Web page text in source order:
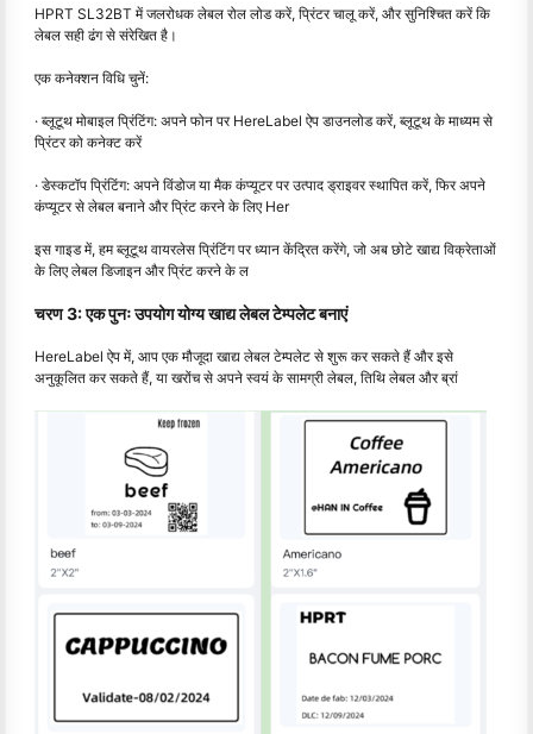
HPRT SL32BT में जलरोधक लेबल रोल लोड करें, प्रिंटर चालू करें, और सुनिश्चित करें कि
लेबल सही ढंग से संरेखित है।
एक कनेक्शन विधि चुनें:
· ब्लूटूथ मोबाइल प्रिंटिंग: अपने फोन पर HereLabel ऐप डाउनलोड करें, ब्लूटूथ के माध्यम से
प्रिंटर को कनेक्ट करें
· डेस्कटॉप प्रिंटिंग: अपने विंडोज या मैक कंप्यूटर पर उत्पाद ड्राइवर स्थापित करें, फिर अपने
कंप्यूटर से लेबल बनाने और प्रिंट करने के लिए Her
इस गाइड में, हम ब्लूटूथ वायरलेस प्रिंटिंग पर ध्यान केंद्रित करेंगे, जो अब छोटे खाद्य विक्रेताओं
के लिए लेबल डिजाइन और प्रिंट करने के ल
चरण 3: एक पुनः उपयोग योग्य खाद्य लेबल टेम्पलेट बनाएं
HereLabel ऐप में, आप एक मौजूदा खाद्य लेबल टेम्पलेट से शुरू कर सकते हैं और इसे
अनुकूलित कर सकते हैं, या खरोंच से अपने स्वयं के सामग्री लेबल, तिथि लेबल और ब्रां